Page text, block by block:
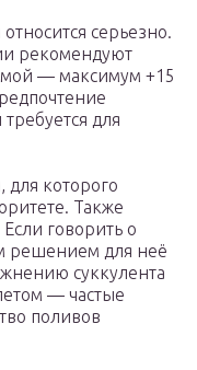
серьезно.
рекомендуют
— максимум +15
для
для которого
Также
говорить о
решением для неё
суккулента
— частые
поливов